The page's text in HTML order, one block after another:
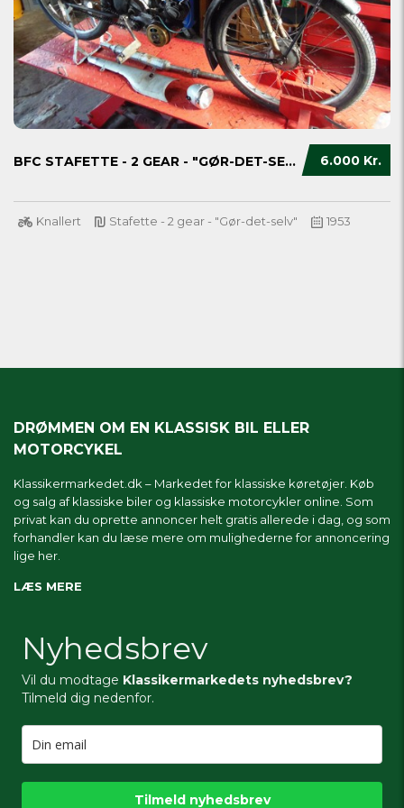
6.000 Kr.
BFC STAFETTE - 2 GEAR - "GØR-DET-SELV"
Knallert Stafette - 2 gear - "Gør-det-selv" 1953
DRØMMEN OM EN KLASSISK BIL ELLER
MOTORCYKEL
Klassikermarkedet.dk – Markedet for klassiske køretøjer. Køb
og salg af klassiske biler og klassiske motorcykler online. Som
privat kan du oprette annoncer helt gratis allerede i dag, og som
forhandler kan du læse mere om mulighederne for annoncering
lige her.
LÆS MERE
Nyhedsbrev
Vil du modtage Klassikermarkedets nyhedsbrev?
Tilmeld dig nedenfor.
Tilmeld nyhedsbrev